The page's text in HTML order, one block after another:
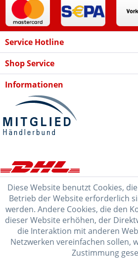
Service Hotline
Shop Service
Informationen
Diese Website benutzt Cookies,
Betrieb der Website erforderlich
werden. Andere Cookies, die den
dieser Website erhöhen, der
die Interaktion mit anderen
Netzwerken vereinfachen sollen,
Zustimmung